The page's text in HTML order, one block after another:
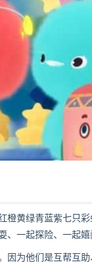
黄绿青蓝紫七只
、一起探险、一起嬉
为他们是互帮互